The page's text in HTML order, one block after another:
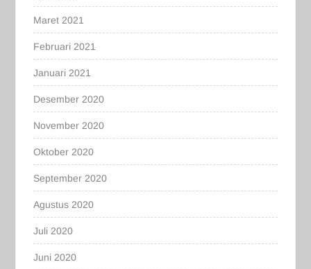
Maret 2021
Februari 2021
Januari 2021
Desember 2020
November 2020
Oktober 2020
September 2020
Agustus 2020
Juli 2020
Juni 2020